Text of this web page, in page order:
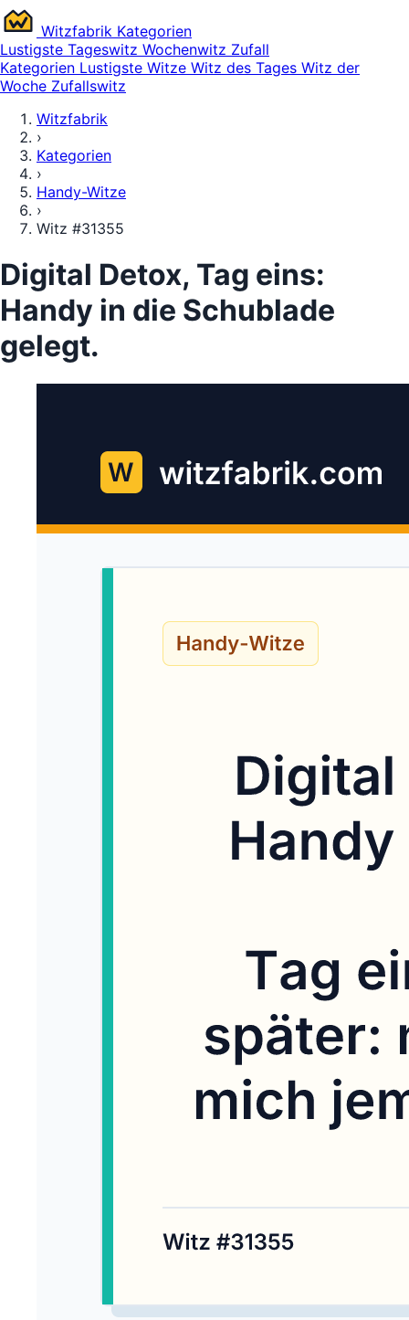
Witzfabrik Kategorien
Lustigste Tageswitz Wochenwitz Zufall
Kategorien Lustigste Witze Witz des Tages Witz der
Woche Zufallswitz
Witzfabrik
›
Kategorien
›
Handy-Witze
›
Witz #31355
Digital Detox, Tag eins:
Handy in die Schublade
gelegt.